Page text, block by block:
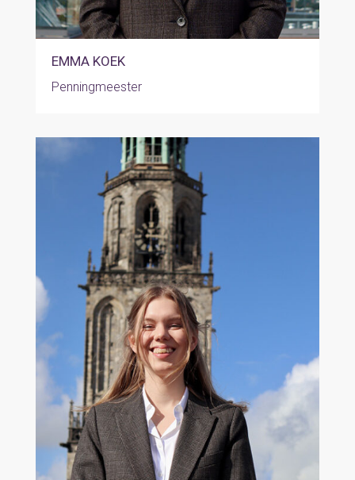
EMMA KOEK
Penningmeester